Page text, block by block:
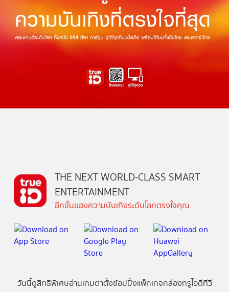
THE NEXT WORLD-CLASS SMART
ENTERTAINMENT
อีกขั้นของความบันเทิงระดับโลกตรงใจคุณ
วันนี้ดูสิทธิพิเศษอ่านเกมตาตั้งช้อปปิ้งแพ็กเกจกล่องทรูไอดีทีวี